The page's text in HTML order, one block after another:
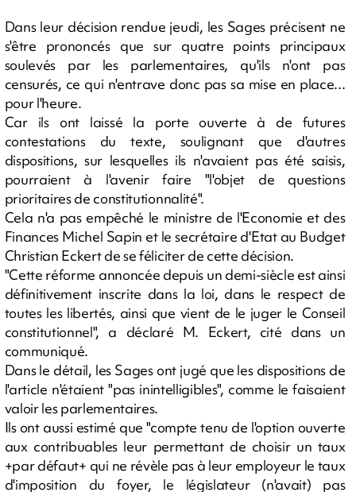
Dans leur décision rendue jeudi, les Sages précisent ne
s'être prononcés que sur quatre points principaux
soulevés par les parlementaires, qu'ils n'ont pas
censurés, ce qui n'entrave donc pas sa mise en place...
pour l'heure.
Car ils ont laissé la porte ouverte à de futures
contestations du texte, soulignant que d'autres
dispositions, sur lesquelles ils n'avaient pas été saisis,
pourraient à l'avenir faire "l'objet de questions
prioritaires de constitutionnalité".
Cela n'a pas empêché le ministre de l'Economie et des
Finances Michel Sapin et le secrétaire d'Etat au Budget
Christian Eckert de se féliciter de cette décision.
"Cette réforme annoncée depuis un demi-siècle est ainsi
définitivement inscrite dans la loi, dans le respect de
toutes les libertés, ainsi que vient de le juger le Conseil
constitutionnel", a déclaré M. Eckert, cité dans un
communiqué.
Dans le détail, les Sages ont jugé que les dispositions de
l'article n'étaient "pas inintelligibles", comme le faisaient
valoir les parlementaires.
Ils ont aussi estimé que "compte tenu de l'option ouverte
aux contribuables leur permettant de choisir un taux
+par défaut+ qui ne révèle pas à leur employeur le taux
d'imposition du foyer, le législateur (n'avait) pas